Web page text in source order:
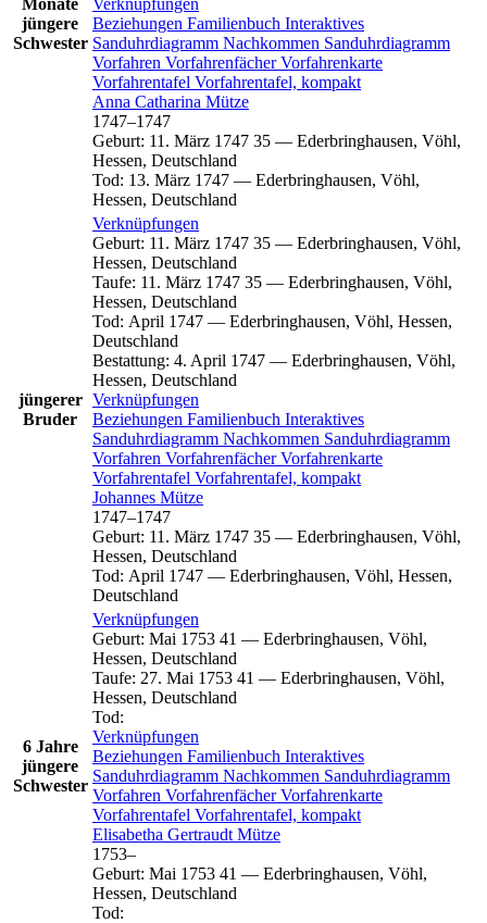
jüngere
Schwester
Beziehungen Familienbuch Interaktives
Sanduhrdiagramm Nachkommen Sanduhrdiagramm
Vorfahren VorfahrenfächerVorfahrenkarte
Vorfahrentafel Vorfahrentafel, kompakt
Anna Catharina Mütze
1747–1747
Geburt: 11. März 1747 35 — Ederbringhausen, Vöhl,
Hessen, Deutschland
Tod: 13. März 1747 — Ederbringhausen, Vöhl,
Hessen, Deutschland
jüngerer
Bruder
Verknüpfungen
Geburt: 11. März 1747 35 — Ederbringhausen, Vöhl,
Hessen, Deutschland
Taufe: 11. März 1747 35 — Ederbringhausen, Vöhl,
Hessen, Deutschland
Tod: April 1747 — Ederbringhausen, Vöhl, Hessen,
Deutschland
Bestattung: 4. April 1747 — Ederbringhausen, Vöhl,
Hessen, Deutschland
Verknüpfungen
Beziehungen Familienbuch Interaktives
Sanduhrdiagramm Nachkommen Sanduhrdiagramm
Vorfahren VorfahrenfächerVorfahrenkarte
Vorfahrentafel Vorfahrentafel, kompakt
Johannes Mütze
1747–1747
Geburt: 11. März 1747 35 — Ederbringhausen, Vöhl,
Hessen, Deutschland
Tod: April 1747 — Ederbringhausen, Vöhl, Hessen,
Deutschland
6 Jahre
jüngere
Schwester
Verknüpfungen
Geburt: Mai 1753 41 — Ederbringhausen, Vöhl,
Hessen, Deutschland
Taufe: 27. Mai 1753 41 — Ederbringhausen, Vöhl,
Hessen, Deutschland
Tod:
Verknüpfungen
Beziehungen Familienbuch Interaktives
Sanduhrdiagramm Nachkommen Sanduhrdiagramm
Vorfahren VorfahrenfächerVorfahrenkarte
Vorfahrentafel Vorfahrentafel, kompakt
Elisabetha Gertraudt Mütze
1753–
Geburt: Mai 1753 41 — Ederbringhausen, Vöhl,
Hessen, Deutschland
Tod: